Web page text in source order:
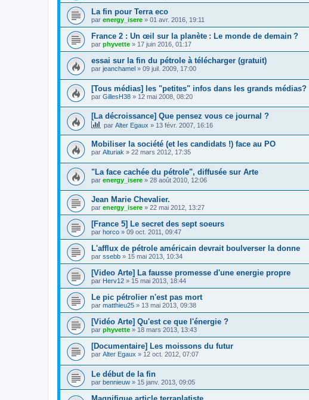
La fin pour Terra eco
par energy_isere » 01 avr. 2016, 19:11
France 2 : Un œil sur la planète : Le monde de demain ?
par phyvette » 17 juin 2016, 01:17
essai sur la fin du pétrole à télécharger (gratuit)
par jeanchamel » 09 juil. 2009, 17:00
[Tous médias] les "petites" infos dans les grands médias?
par GillesH38 » 12 mai 2008, 08:20
[La décroissance] Que pensez vous ce journal ?
par Alter Egaux » 13 févr. 2007, 16:16
Mobiliser la société (et les candidats !) face au PO
par Alturiak » 22 mars 2012, 17:35
"La face cachée du pétrole", diffusée sur Arte
par energy_isere » 28 août 2010, 12:06
Jean Marie Chevalier.
par energy_isere » 22 mai 2012, 13:27
[France 5] Le secret des sept soeurs
par horco » 09 oct. 2011, 09:47
L'afflux de pétrole américain devrait boulverser la donne
par ssebb » 15 mai 2013, 10:34
[Video Arte] La fausse promesse d'une energie propre
par Herv12 » 15 mai 2013, 18:44
Le pic pétrolier n'est pas mort
par matthieu25 » 13 mai 2013, 09:38
[Vidéo Arte] Qu'est ce que l'énergie ?
par phyvette » 18 mars 2013, 13:43
[Documentaire] Les moissons du futur
par Alter Egaux » 12 oct. 2012, 07:07
Le début de la fin
par bennieuw » 15 janv. 2013, 09:05